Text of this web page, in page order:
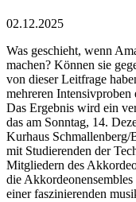
02.12.2025
Was geschieht, wenn
machen? Können sie
von dieser Leitfrage
mehreren
Das Ergebnis wird ein
das am Sonntag, 14.
Kurhaus Schmallenberg/
mit Studierenden der
Mitgliedern des
die
einer faszinierenden